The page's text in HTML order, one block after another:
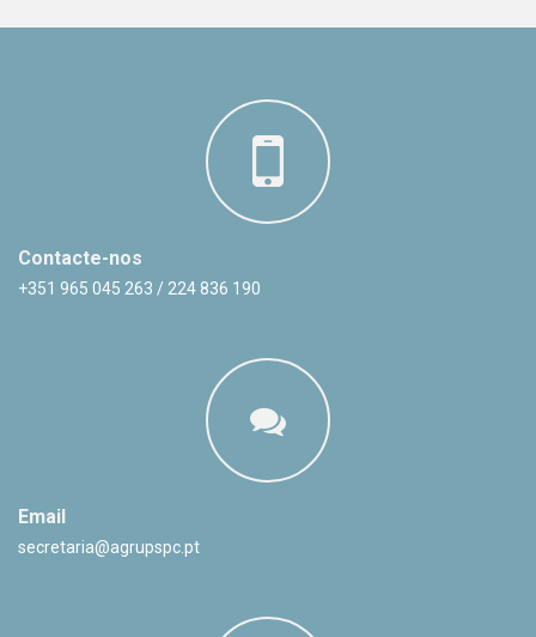
Contacte-nos
+351 965 045 263 / 224 836 190
Email
secretaria@agrupspc.pt